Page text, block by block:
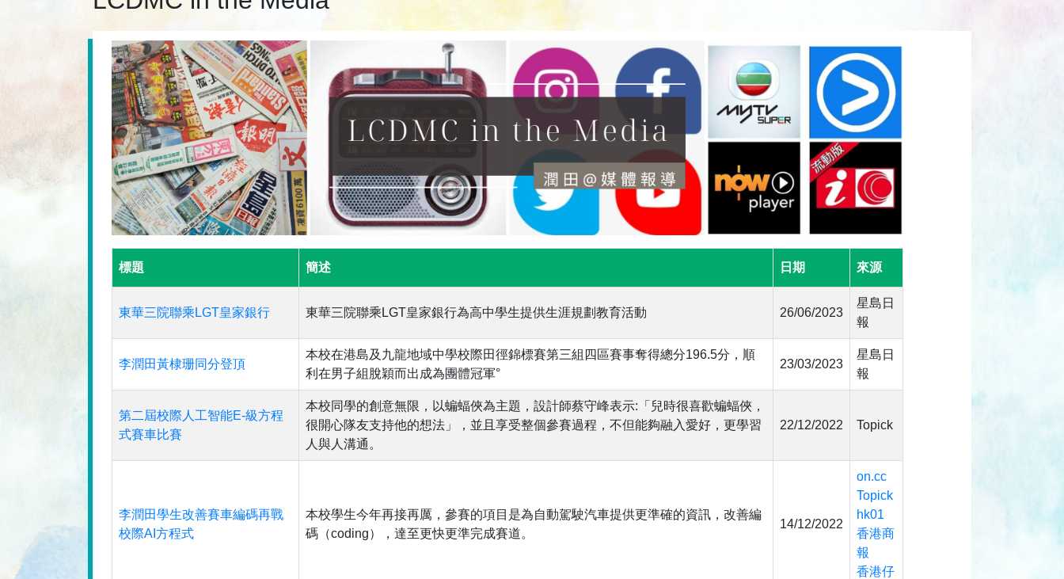
標題 簡述 日期 來源
東華三院聯乘LGT皇家銀行 東華三院聯乘LGT皇家銀行為高中學生提供生涯規劃教育活動 26/06/2023
星島日
報
李潤田黃棣珊同分登頂
本校在港島及九龍地域中學校際田徑錦標賽第三組四區賽事奪得總分196.5分，順
利在男子組脫穎而出成為團體冠軍°
23/03/2023
星島日
報
第二屆校際人工智能E-級方程
式賽車比賽
本校同學的創意無限，以蝙蝠俠為主題，設計師蔡守峰表示:「兒時很喜歡蝙蝠俠，
很開心隊友支持他的想法」，並且享受整個參賽過程，不但能夠融入愛好，更學習
人與人溝通。
22/12/2022 Topick
李潤田學生改善賽車編碼再戰
校際AI方程式
本校學生今年再接再厲，參賽的項目是為自動駕駛汽車提供更準確的資訊，改善編
碼（coding），達至更快更準完成賽道。
14/12/2022
on.cc
Topick
hk01
香港商
報
香港仔